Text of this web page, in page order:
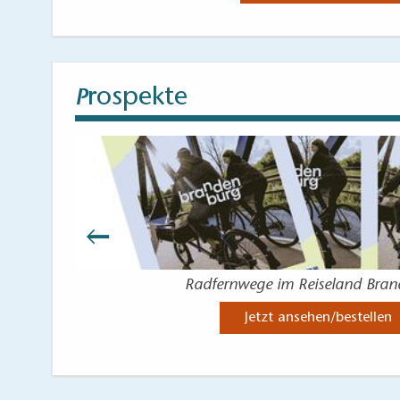
Zimmer
Zugang stufenlos
Durchgangsbreite der Zimmertür: 117 cm
Durchgangsbreite der schmalsten aller zu
Breite der Bewegungsfläche vor dem
Länge der Bewegungsfläche vor dem
Breite der Bewegungsfläche vor dem
Breite der Bewegungsfläche an dieser
Breite der Bewegungsflächen vor
Breite des schmalsten Durchgangs innerhalb
Höhe der Liegefläche: 59 cm
Kücheneinrichtung (falls vorhanden) nicht
Sanitärraum zum Zimmer
Prospekte
Radfernwege im Reiseland
Jetzt ansehen/bestellen